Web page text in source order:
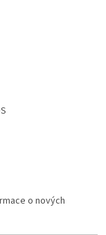
o nových